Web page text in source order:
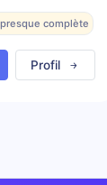
complète
Profil